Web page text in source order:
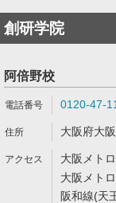
創研学院
阿倍野校
0120-47-
大阪府大
大阪メト
大阪メト
阪和線(天